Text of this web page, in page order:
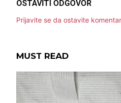
OSTAVITI ODGOVOR
Prijavite se da ostavite komentar
MUST READ